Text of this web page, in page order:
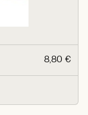
8,80 €